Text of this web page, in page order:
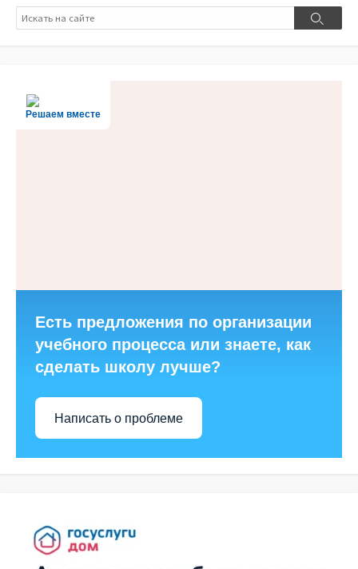
Поиск
Поиск
Решаем вместе
Есть предложения по организации
учебного процесса или знаете, как
сделать школу лучше?
Написать о проблеме